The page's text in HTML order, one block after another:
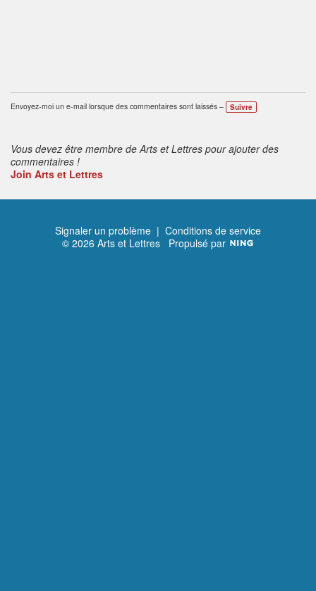
Envoyez-moi un e-mail lorsque des commentaires sont laissés – Suivre
Vous devez être membre de Arts et Lettres pour ajouter des
commentaires !
Join Arts et Lettres
Signaler un problème | Conditions de service
© 2026 Arts et Lettres Propulsé par